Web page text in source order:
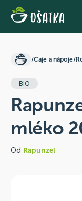
/Čaje a nápoje/
BIO
mléko
Od Rapunzel